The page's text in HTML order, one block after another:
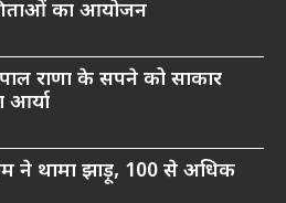
का आयोजन
राणा के सपने को साकार
आर्या
ने थामा झाड़ू, 100 से अधिक